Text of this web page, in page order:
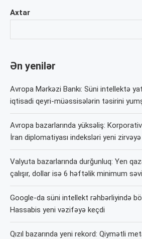
Axtar
Ən yenilər
Avropa Mərkəzi Bankı: Süni intellektə
iqtisadi qeyri-müəssisələrin təsirini
Avropa bazarlarında yüksəliş:
İran diplomatiyası indeksləri yeni zirvəyə
Valyuta bazarlarında durğunluq: Yen
çalışır, dollar isə 6 həftəlik minimum
Google-da süni intellekt rəhbərliyində
Hassabis yeni vəzifəyə keçdi
Qızıl bazarında yeni rekord: Qiymətli